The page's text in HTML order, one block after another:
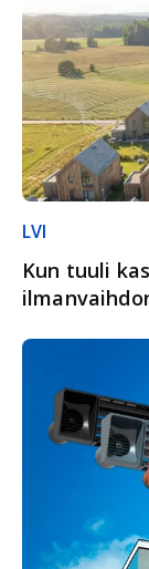
LVI
Kun tuuli